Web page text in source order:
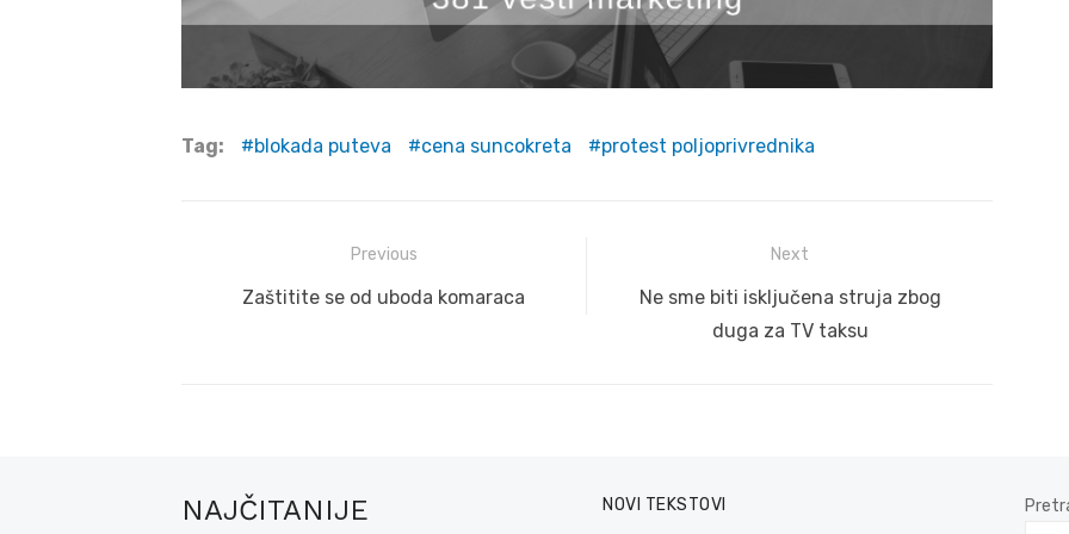
Tag: blokada puteva cena suncokreta protest poljoprivrednika
navigation
Previous
Previous
Zaštitite se od uboda komaraca
Next
Next
Ne sme biti isključena struja zbog
duga za TV taksu
NAJČITANIJE NOVI TEKSTOVI